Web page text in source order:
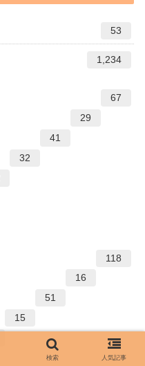
53
1,234
67
29
41
32
118
16
51
15
検索 人気記事